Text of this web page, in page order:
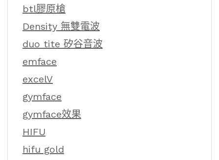
btl膠原槍
Density 無雙電波
duo tite 矽谷音波
emface
excelV
gymface
gymface效果
HIFU
hifu gold